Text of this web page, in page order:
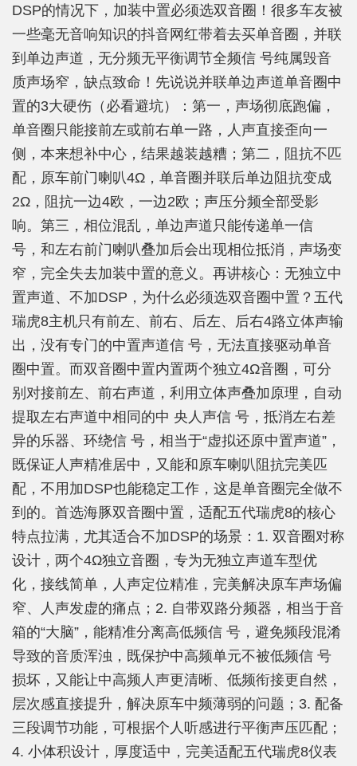
DSP的情况下，加装中置必须选双音圈！很多车友被
一些毫无音响知识的抖音网红带着去买单音圈，并联
到单边声道，无分频无平衡调节全频信 号纯属毁音
质声场窄，缺点致命！先说说并联单边声道单音圈中
置的3大硬伤（必看避坑）：第一，声场彻底跑偏，
单音圈只能接前左或前右单一路，人声直接歪向一
侧，本来想补中心，结果越装越糟；第二，阻抗不匹
配，原车前门喇叭4Ω，单音圈并联后单边阻抗变成
2Ω，阻抗一边4欧，一边2欧；声压分频全部受影
响。第三，相位混乱，单边声道只能传递单一信
号，和左右前门喇叭叠加后会出现相位抵消，声场变
窄，完全失去加装中置的意义。再讲核心：无独立中
置声道、不加DSP，为什么必须选双音圈中置？五代
瑞虎8主机只有前左、前右、后左、后右4路立体声输
出，没有专门的中置声道信 号，无法直接驱动单音
圈中置。而双音圈中置内置两个独立4Ω音圈，可分
别对接前左、前右声道，利用立体声叠加原理，自动
提取左右声道中相同的中 央人声信 号，抵消左右差
异的乐器、环绕信 号，相当于“虚拟还原中置声道”，
既保证人声精准居中，又能和原车喇叭阻抗完美匹
配，不用加DSP也能稳定工作，这是单音圈完全做不
到的。首选海豚双音圈中置，适配五代瑞虎8的核心
特点拉满，尤其适合不加DSP的场景：1. 双音圈对称
设计，两个4Ω独立音圈，专为无独立声道车型优
化，接线简单，人声定位精准，完美解决原车声场偏
窄、人声发虚的痛点；2. 自带双路分频器，相当于音
箱的“大脑”，能精准分离高低频信 号，避免频段混淆
导致的音质浑浊，既保护中高频单元不被低频信 号
损坏，又能让中高频人声更清晰、低频衔接更自然，
层次感直接提升，解决原车中频薄弱的问题；3. 配备
三段调节功能，可根据个人听感进行平衡声压匹配；
4. 小体积设计，厚度适中，完美适配五代瑞虎8仪表